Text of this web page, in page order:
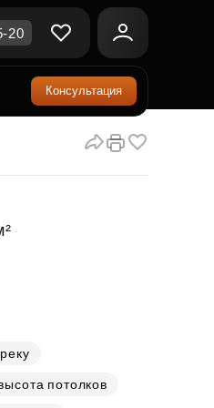
20
Консультация
потолков